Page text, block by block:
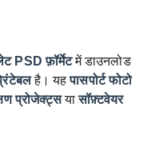
PSD फ़ॉर्मेटमें डाउनलोड
है। यहपासपोर्ट फोटो
प्रोजेक्ट्सयासॉफ़्टवेयर